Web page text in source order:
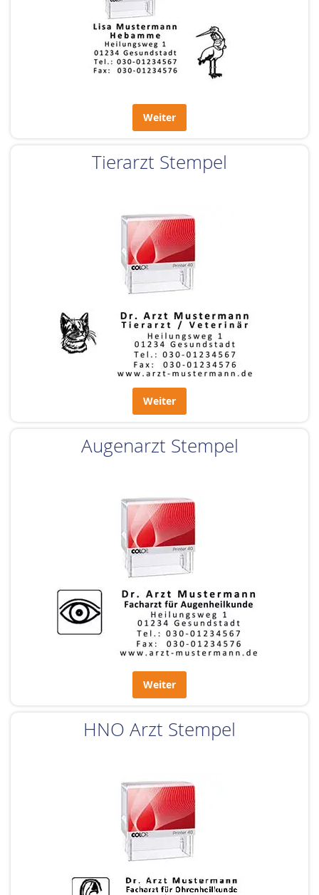
Weiter
Tierarzt Stempel
Weiter
Augenarzt Stempel
Weiter
HNO Arzt Stempel